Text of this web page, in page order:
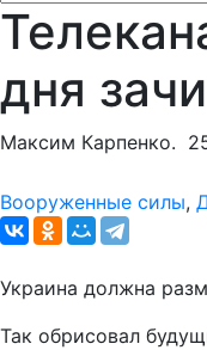
дня
Максим Карпенко.
Вооруженные силы,
Украина должна
Так обрисовал